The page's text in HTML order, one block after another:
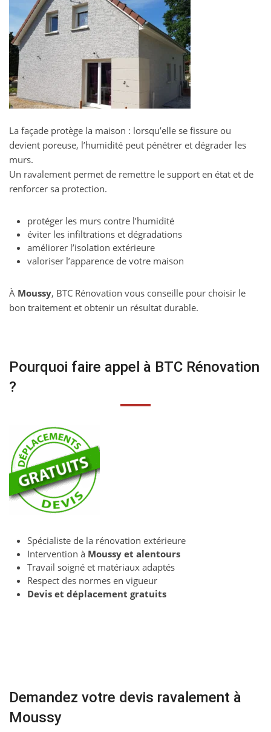
La façade protège la maison : lorsqu’elle se fissure ou
devient poreuse, l’humidité peut pénétrer et dégrader les
murs.
Un ravalement permet de remettre le support en état et de
renforcer sa protection.
protéger les murs contre l’humidité
éviter les infiltrations et dégradations
améliorer l’isolation extérieure
valoriser l’apparence de votre maison
À Moussy, BTC Rénovation vous conseille pour choisir le
bon traitement et obtenir un résultat durable.
Pourquoi faire appel à BTC Rénovation
?
Spécialiste de la rénovation extérieure
Intervention à Moussy et alentours
Travail soigné et matériaux adaptés
Respect des normes en vigueur
Devis et déplacement gratuits
Demandez votre devis ravalement à
Moussy